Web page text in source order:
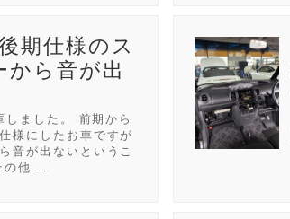
期仕様のス
から音が出
しました。 前期から
様にしたお車ですが
音が出ないというこ
の他 …